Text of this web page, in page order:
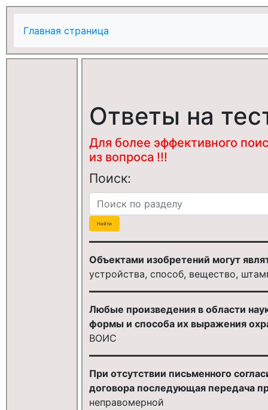
Главная страница
Ответы на
Для более эффективного
из вопроса !!!
Поиск:
Объектами изобретений могут
устройства, способ, вещество,
Любые произведения в области
формы и способа их выражения
ВОИС
При отсутствии письменного
договора последующая передача
неправомерной